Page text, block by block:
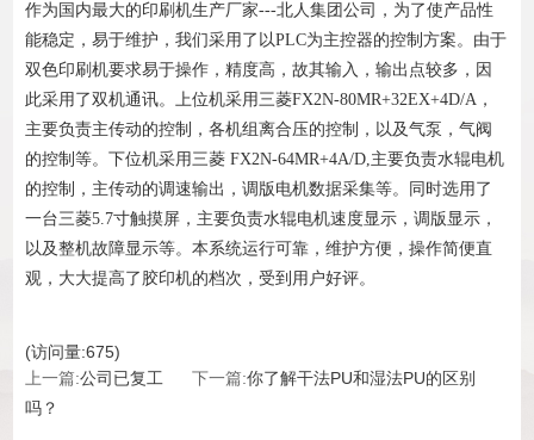
作为国内最大的印刷机生产厂家---北人集团公司，为了使产品性
能稳定，易于维护，我们采用了以PLC为主控器的控制方案。由于
双色印刷机要求易于操作，精度高，故其输入，输出点较多，因
此采用了双机通讯。上位机采用三菱FX2N-80MR+32EX+4D/A，
主要负责主传动的控制，各机组离合压的控制，以及气泵，气阀
的控制等。下位机采用三菱 FX2N-64MR+4A/D,主要负责水辊电机
的控制，主传动的调速输出，调版电机数据采集等。同时选用了
一台三菱5.7寸触摸屏，主要负责水辊电机速度显示，调版显示，
以及整机故障显示等。本系统运行可靠，维护方便，操作简便直
观，大大提高了胶印机的档次，受到用户好评。
(访问量:675)
上一篇:公司已复工 下一篇:你了解干法PU和湿法PU的区别
吗？